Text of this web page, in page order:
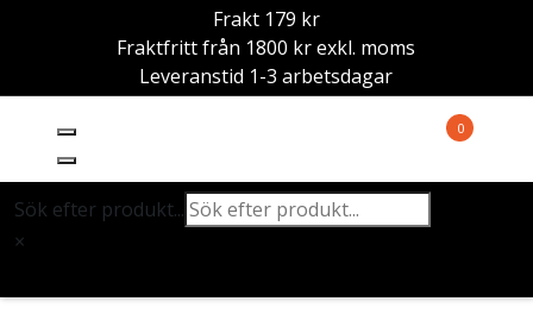
Frakt 179 kr
Fraktfritt från 1800 kr exkl. moms
Leveranstid 1-3 arbetsdagar
0
Sök efter produkt...
×